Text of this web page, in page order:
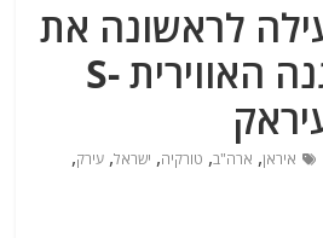
לראשונה את
מערכת ההגנה האווירית S-
איראן, ארה"ב, טורקיה, ישראל,עירק,